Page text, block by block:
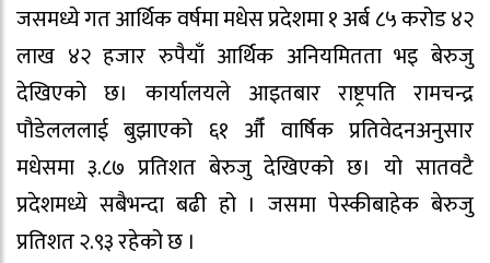
जसमध्ये गत आर्थिक वर्षमा मधेस प्रदेशमा १ अर्ब ८५ करोड ४२
लाख ४२ हजार रुपैयाँ आर्थिक अनियमितता भइ बेरुजु
देखिएको छ। कार्यालयले आइतबार राष्ट्रपति रामचन्द्र
पौडेलललाई बुझाएको ६१ औँ वार्षिक प्रतिवेदनअनुसार
मधेसमा ३.८७ प्रतिशत बेरुजु देखिएको छ। यो सातवटै
प्रदेशमध्ये सबैभन्दा बढी हो । जसमा पेस्कीबाहेक बेरुजु
प्रतिशत २.९३ रहेको छ ।